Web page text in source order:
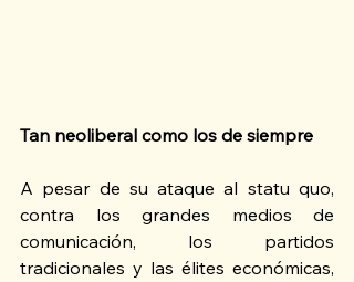
Tan neoliberal como los de siempre
A pesar de su ataque al statu quo,
contra los grandes medios de
comunicación, los partidos
tradicionales y las élites económicas,